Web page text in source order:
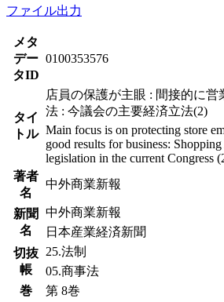
ファイル出力
メタ
デー
タID
0100353576
タイ
トル
店員の保護が主眼 : 間接的に営
法 : 今議会の主要経済立法(2)
Main focus is on protecting store
good results for business:
legislation in the current Congress
著者
名
中外商業新報
新聞
名
中外商業新報
日本産業経済新聞
切抜
帳
25.法制
05.商事法
巻
第 8巻